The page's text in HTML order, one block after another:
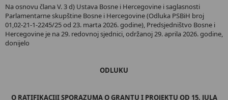
Na osnovu člana V. 3 d) Ustava Bosne i Hercegovine i saglasnosti
Parlamentarne skupštine Bosne i Hercegovine (Odluka PSBiH broj
01,02-21-1-2245/25 od 23. marta 2026. godine), Predsjedništvo Bosne i
Hercegovine je na 29. redovnoj sjednici, održanoj 29. aprila 2026. godine,
donijelo
ODLUKU
O RATIFIKACIJI SPORAZUMA O GRANTU I PROJEKTU OD 15. JULA